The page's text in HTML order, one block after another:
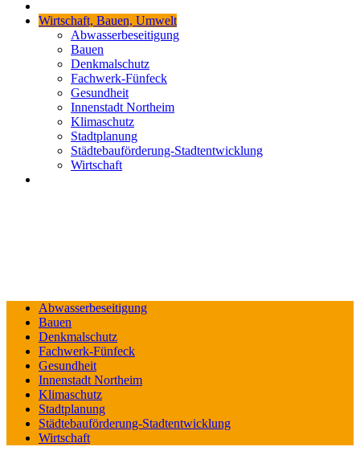
Wirtschaft, Bauen, Umwelt
Abwasserbeseitigung
Bauen
Denkmalschutz
Fachwerk-Fünfeck
Gesundheit
Innenstadt Northeim
Klimaschutz
Stadtplanung
Städtebauförderung-Stadtentwicklung
Wirtschaft
Abwasserbeseitigung
Bauen
Denkmalschutz
Fachwerk-Fünfeck
Gesundheit
Innenstadt Northeim
Klimaschutz
Stadtplanung
Städtebauförderung-Stadtentwicklung
Wirtschaft